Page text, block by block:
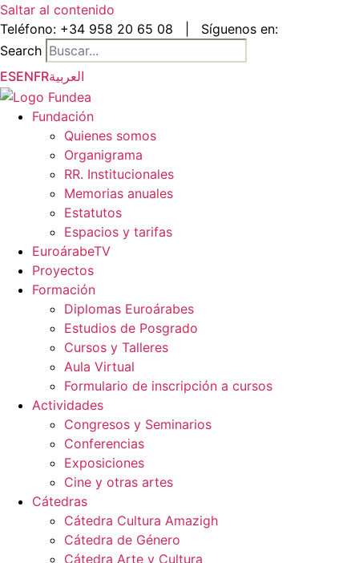
Saltar al contenido
Teléfono: +34 958 20 65 08
Síguenos en:
Search
ESENFRالعربية
Fundación
Quienes somos
Organigrama
RR. Institucionales
Memorias anuales
Estatutos
Espacios y tarifas
EuroárabeTV
Proyectos
Formación
Diplomas Euroárabes
Estudios de Posgrado
Cursos y Talleres
Aula Virtual
Formulario de inscripción a cursos
Actividades
Congresos y Seminarios
Conferencias
Exposiciones
Cine y otras artes
Cátedras
Cátedra Cultura Amazigh
Cátedra de Género
Cátedra Arte y Cultura